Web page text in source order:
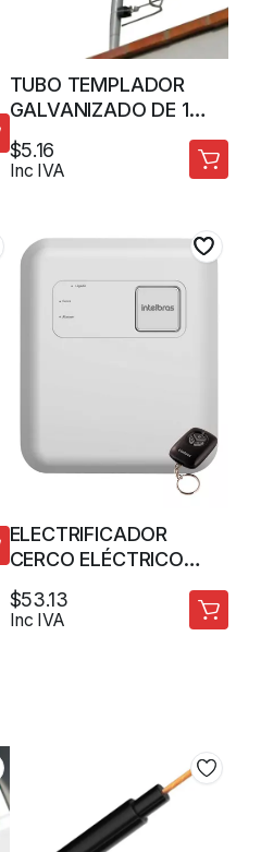
TUBO TEMPLADOR
GALVANIZADO DE 1
1/4″ X 1M X 1.5MM +
REGATON PARA CERCO
ELECTRICO
$5.16
Inc IVA
ELECTRIFICADOR
CERCO ELÉCTRICO
INTELBRAS ELC-3020
ALCANCE 7000M +
$53.13
Inc IVA